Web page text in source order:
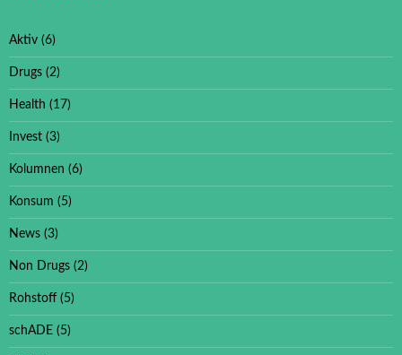
Aktiv (6)
Drugs (2)
Health (17)
Invest (3)
Kolumnen (6)
Konsum (5)
News (3)
Non Drugs (2)
Rohstoff (5)
schADE (5)